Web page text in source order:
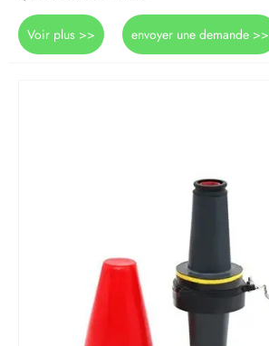
Voir plus >> envoyer une demande >>